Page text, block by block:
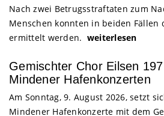
Nach zwei Betrugsstraftaten zum
Menschen konnten in beiden Fällen
ermittelt werden. weiterlesen
Gemischter Chor Eilsen
Mindener Hafenkonzerten
Am Sonntag, 9. August 2026, setzt
Mindener Hafenkonzerte mit dem